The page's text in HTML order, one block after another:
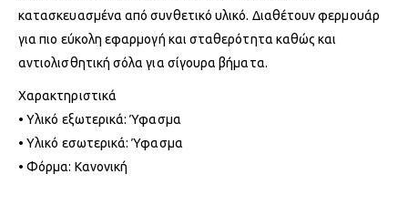
κατασκευασμένα από συνθετικό υλικό. Διαθέτουν φερμουάρ
για πιο εύκολη εφαρμογή και σταθερότητα καθώς και
αντιολισθητική σόλα για σίγουρα βήματα.
Χαρακτηριστικά
• Υλικό εξωτερικά: Ύφασμα
• Υλικό εσωτερικά: Ύφασμα
• Φόρμα: Κανονική